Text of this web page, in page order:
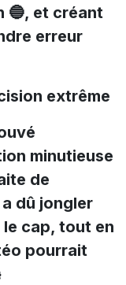
🔵, et créant
erreur
extrême
minutieuse
de
a dû jongler
cap, tout en
pourrait